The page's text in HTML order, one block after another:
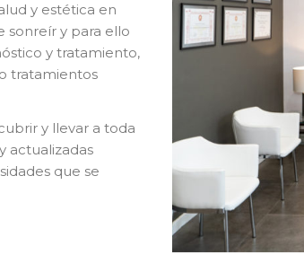
y estética en
sonreír y para ello
y tratamiento,
tratamientos
y llevar a toda
actualizadas
que se